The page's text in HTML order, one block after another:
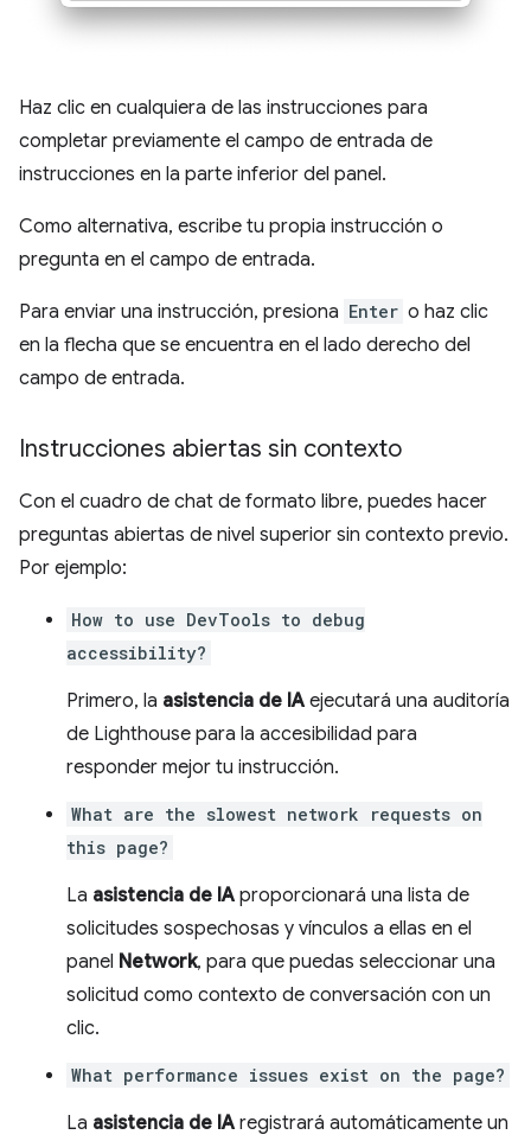
Haz clic en cualquiera de las instrucciones para
completar previamente el campo de entrada de
instrucciones en la parte inferior del panel.
Como alternativa, escribe tu propia instrucción o
pregunta en el campo de entrada.
Para enviar una instrucción, presiona Enter o haz clic
en la flecha que se encuentra en el lado derecho del
campo de entrada.
Instrucciones abiertas sin contexto
Con el cuadro de chat de formato libre, puedes hacer
preguntas abiertas de nivel superior sin contexto previo.
Por ejemplo:
How to use DevTools to debug
accessibility?
Primero, la asistencia de IA ejecutará una auditoría
de Lighthouse para la accesibilidad para
responder mejor tu instrucción.
What are the slowest network requests on
this page?
La asistencia de IA proporcionará una lista de
solicitudes sospechosas y vínculos a ellas en el
panel Network, para que puedas seleccionar una
solicitud como contexto de conversación con un
clic.
What performance issues exist on the page?
La asistencia de IA registrará automáticamente un